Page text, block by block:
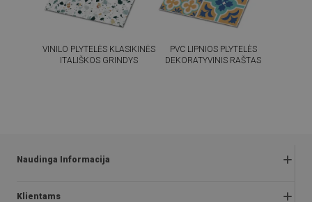
VINILO PLYTELĖS KLASIKINĖS
ITALIŠKOS GRINDYS
PVC LIPNIOS PLYTELĖS
DEKORATYVINIS RAŠTAS
Naudinga Informacija
Grąžinimai ir skundai
Klientams